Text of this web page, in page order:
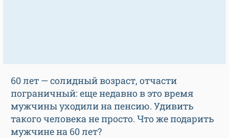
60 лет — солидный возраст, отчасти
пограничный: еще недавно в это время
мужчины уходили на пенсию. Удивить
такого человека не просто. Что же подарить
мужчине на 60 лет?